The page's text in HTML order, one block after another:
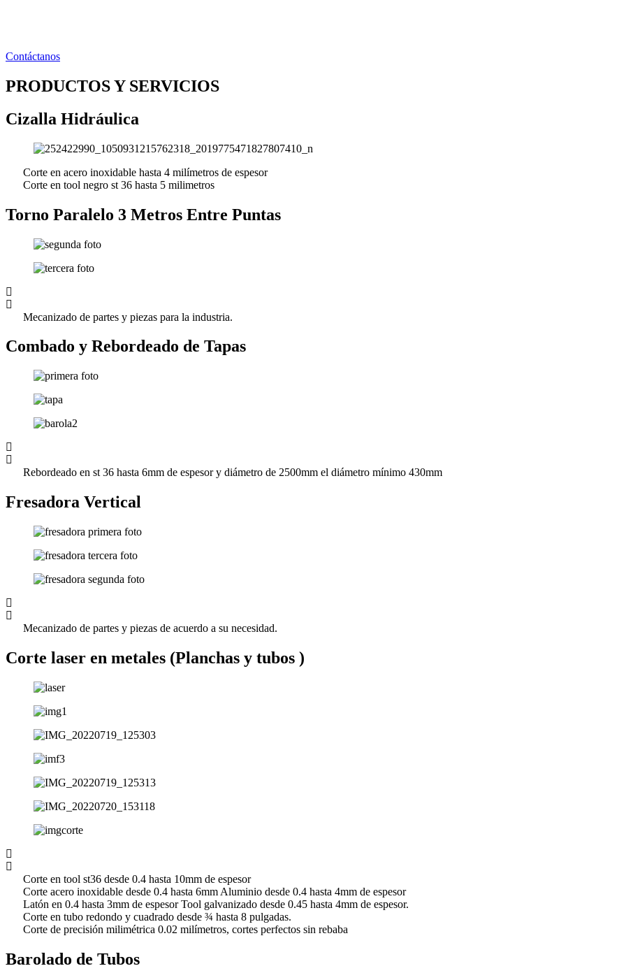
Contáctanos
PRODUCTOS Y SERVICIOS
Cizalla Hidráulica
Corte en acero inoxidable hasta 4 milímetros de espesor
Corte en tool negro st 36 hasta 5 milimetros
Torno Paralelo 3 Metros Entre Puntas
Mecanizado de partes y piezas para la industria.
Combado y Rebordeado de Tapas
Rebordeado en st 36 hasta 6mm de espesor y diámetro de 2500mm el diámetro mínimo 430mm
Fresadora Vertical
Mecanizado de partes y piezas de acuerdo a su necesidad.
Corte laser en metales (Planchas y tubos )
Corte en tool st36 desde 0.4 hasta 10mm de espesor
Corte acero inoxidable desde 0.4 hasta 6mm Aluminio desde 0.4 hasta 4mm de espesor
Latón en 0.4 hasta 3mm de espesor Tool galvanizado desde 0.45 hasta 4mm de espesor.
Corte en tubo redondo y cuadrado desde ¾ hasta 8 pulgadas.
Corte de precisión milimétrica 0.02 milímetros, cortes perfectos sin rebaba
Barolado de Tubos